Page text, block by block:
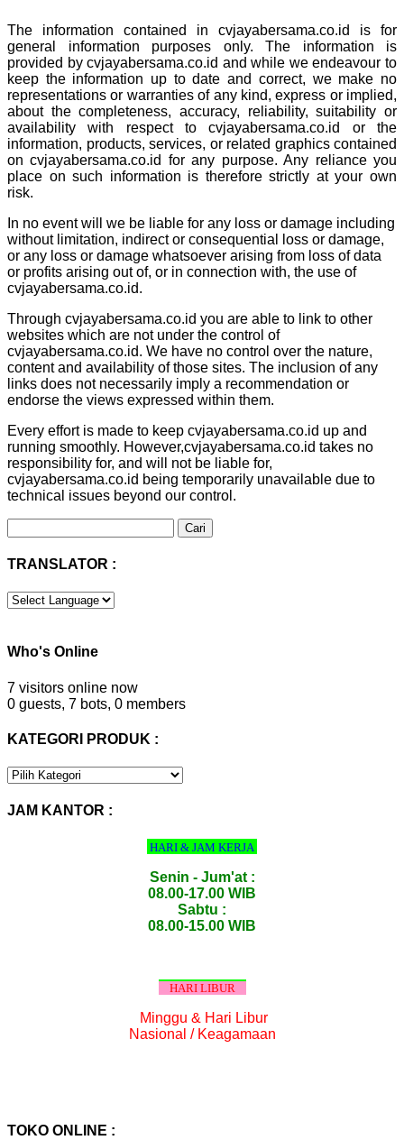
The information contained in cvjayabersama.co.id is for
general information purposes only. The information is
provided by cvjayabersama.co.id and while we endeavour to
keep the information up to date and correct, we make no
representations or warranties of any kind, express or implied,
about the completeness, accuracy, reliability, suitability or
availability with respect to cvjayabersama.co.id or the
information, products, services, or related graphics contained
on cvjayabersama.co.id for any purpose. Any reliance you
place on such information is therefore strictly at your own
risk.
In no event will we be liable for any loss or damage including
without limitation, indirect or consequential loss or damage,
or any loss or damage whatsoever arising from loss of data
or profits arising out of, or in connection with, the use of
cvjayabersama.co.id.
Through cvjayabersama.co.id you are able to link to other
websites which are not under the control of
cvjayabersama.co.id. We have no control over the nature,
content and availability of those sites. The inclusion of any
links does not necessarily imply a recommendation or
endorse the views expressed within them.
Every effort is made to keep cvjayabersama.co.id up and
running smoothly. However,cvjayabersama.co.id takes no
responsibility for, and will not be liable for,
cvjayabersama.co.id being temporarily unavailable due to
technical issues beyond our control.
untuk:
TRANSLATOR :
Who's Online
7 visitors online now
0 guests, 7 bots, 0 members
KATEGORI PRODUK :
KATEGORI
JAM KANTOR :
HARI & JAM KERJA
Senin - Jum'at :
08.00-17.00 WIB
Sabtu :
08.00-15.00 WIB
HARI LIBUR
Minggu & Hari Libur
Nasional / Keagamaan
TOKO ONLINE :